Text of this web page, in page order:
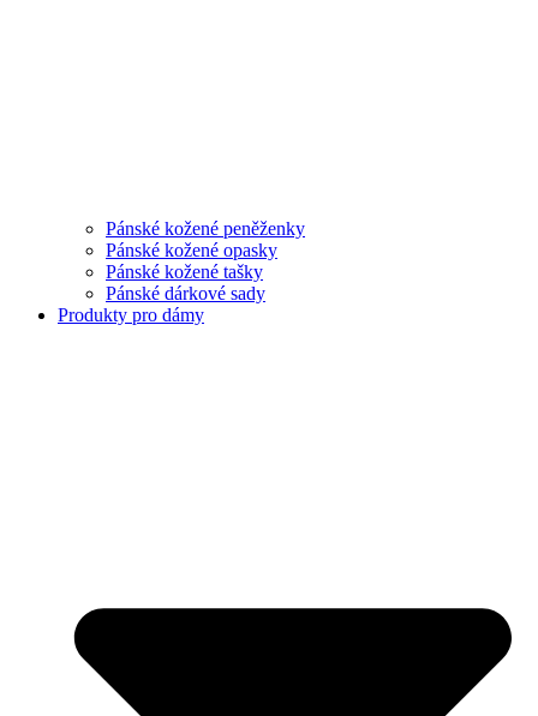
Pánské kožené peněženky
Pánské kožené opasky
Pánské kožené tašky
Pánské dárkové sady
Produkty pro dámy